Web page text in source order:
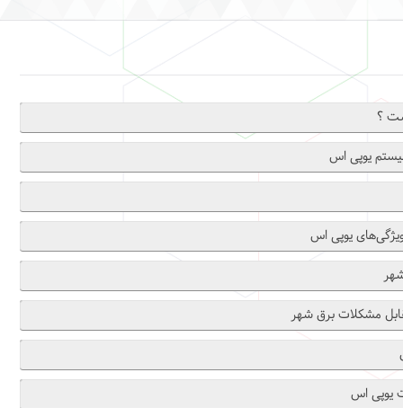
؟
یوپی اس
یوپی اس
مشکلات برق شهر
یوپی اس